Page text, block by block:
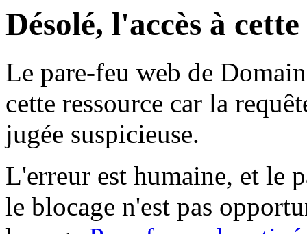
Désolé, l'accès à
Le pare-feu web de
cette ressource car la
jugée suspicieuse.
L'erreur est humaine, et le
le blocage n'est pas